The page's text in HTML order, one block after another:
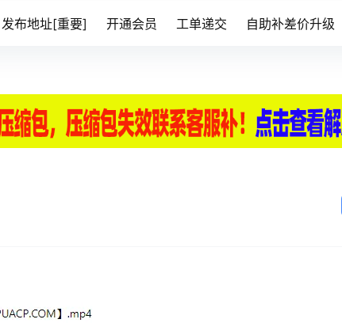
发布地址[重要] 开通会员 工单递交 自助补差价升级